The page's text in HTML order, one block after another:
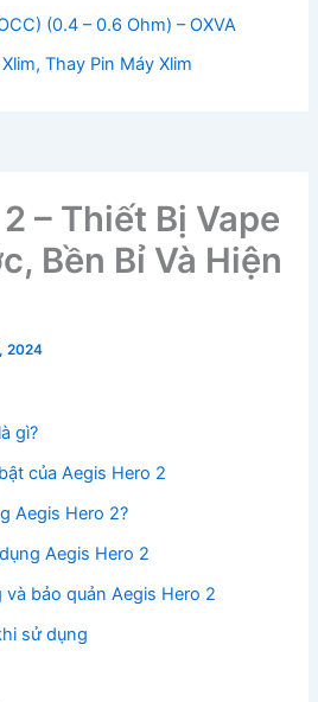
– Thiết Bị Vape
Bền Bỉ Và Hiện
2024
gì?
của Aegis Hero 2
Aegis Hero 2?
Aegis Hero 2
bảo quản Aegis Hero 2
sử dụng
(0.4 – 0.6 Ohm) – OXVA
Thay Pin Máy Xlim